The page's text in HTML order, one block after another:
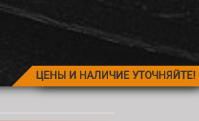
ЦЕНЫ И НАЛИЧИЕ УТОЧНЯЙТЕ!